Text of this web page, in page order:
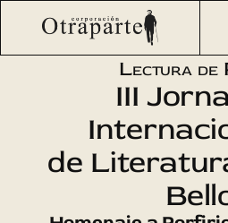
Saltar
Otraparte.org/Agenda Cultural
Internacionales de
Lectura de
III
de